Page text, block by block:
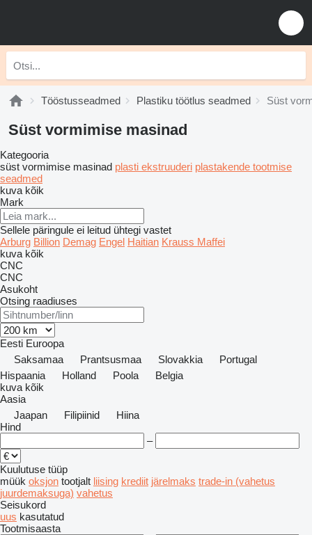
Tööstusseadmed Plastiku töötlus seadmed Süst
Süst vormimise masinad
Kategooria
süst vormimise masinad plasti ekstruuderi plastakende tootmise
seadmed
kuva kõik
Mark
Sellele päringule ei leitud ühtegi vastet
Arburg Billion Demag Engel Haitian Krauss Maffei
kuva kõik
CNC
CNC
Asukoht
Otsing raadiuses
Eesti Euroopa
Saksamaa
Prantsusmaa Slovakkia
Portugal
Hispaania
Holland Poola
Belgia
kuva kõik
Aasia
Jaapan
Filipiinid
Hiina
Hind
–
Kuulutuse tüüp
müük oksjon tootjalt liising krediit järelmaks trade-in (vahetus
juurdemaksuga) vahetus
Seisukord
uus kasutatud
Tootmisaasta